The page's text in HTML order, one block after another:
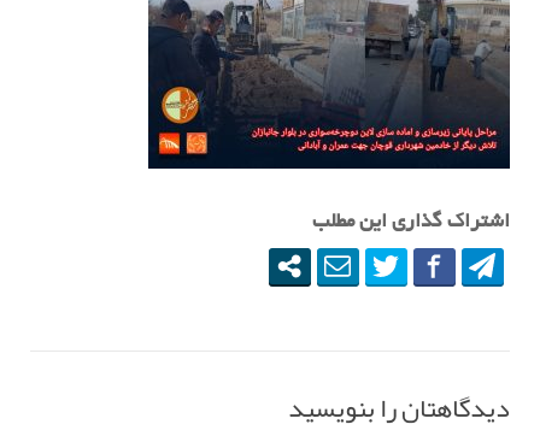
اشتراک گذاری این مطلب
دیدگاهتان را بنویسید